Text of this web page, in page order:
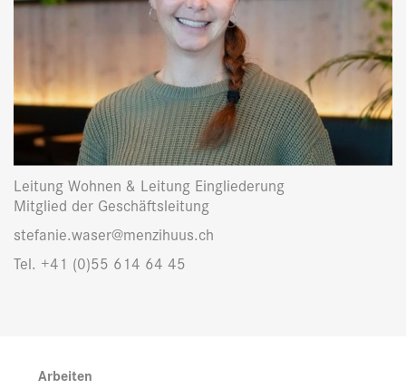
Leitung Wohnen & Leitung Eingliederung
Mitglied der Geschäftsleitung
stefanie.waser@menzihuus.ch
Tel. +41 (0)55 614 64 45
Arbeiten